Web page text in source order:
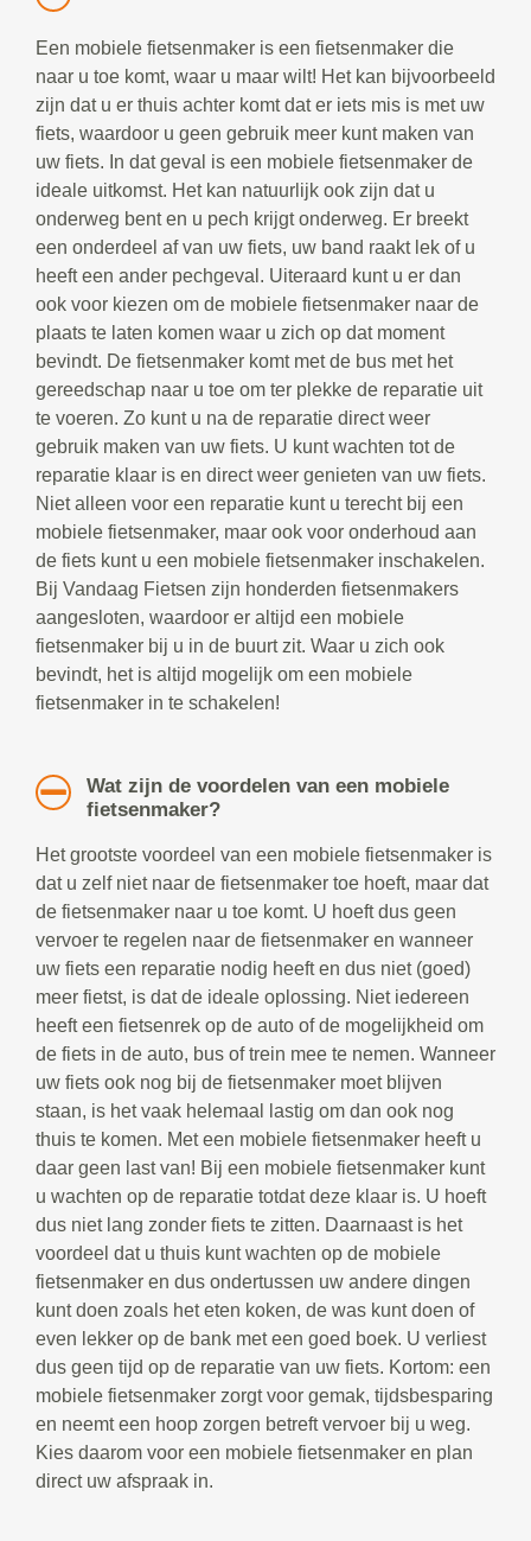
Een mobiele fietsenmaker is een fietsenmaker die
naar u toe komt, waar u maar wilt! Het kan bijvoorbeeld
zijn dat u er thuis achter komt dat er iets mis is met uw
fiets, waardoor u geen gebruik meer kunt maken van
uw fiets. In dat geval is een mobiele fietsenmaker de
ideale uitkomst. Het kan natuurlijk ook zijn dat u
onderweg bent en u pech krijgt onderweg. Er breekt
een onderdeel af van uw fiets, uw band raakt lek of u
heeft een ander pechgeval. Uiteraard kunt u er dan
ook voor kiezen om de mobiele fietsenmaker naar de
plaats te laten komen waar u zich op dat moment
bevindt. De fietsenmaker komt met de bus met het
gereedschap naar u toe om ter plekke de reparatie uit
te voeren. Zo kunt u na de reparatie direct weer
gebruik maken van uw fiets. U kunt wachten tot de
reparatie klaar is en direct weer genieten van uw fiets.
Niet alleen voor een reparatie kunt u terecht bij een
mobiele fietsenmaker, maar ook voor onderhoud aan
de fiets kunt u een mobiele fietsenmaker inschakelen.
Bij Vandaag Fietsen zijn honderden fietsenmakers
aangesloten, waardoor er altijd een mobiele
fietsenmaker bij u in de buurt zit. Waar u zich ook
bevindt, het is altijd mogelijk om een mobiele
fietsenmaker in te schakelen!
Wat zijn de voordelen van een mobiele
fietsenmaker?
Het grootste voordeel van een mobiele fietsenmaker is
dat u zelf niet naar de fietsenmaker toe hoeft, maar dat
de fietsenmaker naar u toe komt. U hoeft dus geen
vervoer te regelen naar de fietsenmaker en wanneer
uw fiets een reparatie nodig heeft en dus niet (goed)
meer fietst, is dat de ideale oplossing. Niet iedereen
heeft een fietsenrek op de auto of de mogelijkheid om
de fiets in de auto, bus of trein mee te nemen. Wanneer
uw fiets ook nog bij de fietsenmaker moet blijven
staan, is het vaak helemaal lastig om dan ook nog
thuis te komen. Met een mobiele fietsenmaker heeft u
daar geen last van! Bij een mobiele fietsenmaker kunt
u wachten op de reparatie totdat deze klaar is. U hoeft
dus niet lang zonder fiets te zitten. Daarnaast is het
voordeel dat u thuis kunt wachten op de mobiele
fietsenmaker en dus ondertussen uw andere dingen
kunt doen zoals het eten koken, de was kunt doen of
even lekker op de bank met een goed boek. U verliest
dus geen tijd op de reparatie van uw fiets. Kortom: een
mobiele fietsenmaker zorgt voor gemak, tijdsbesparing
en neemt een hoop zorgen betreft vervoer bij u weg.
Kies daarom voor een mobiele fietsenmaker en plan
direct uw afspraak in.